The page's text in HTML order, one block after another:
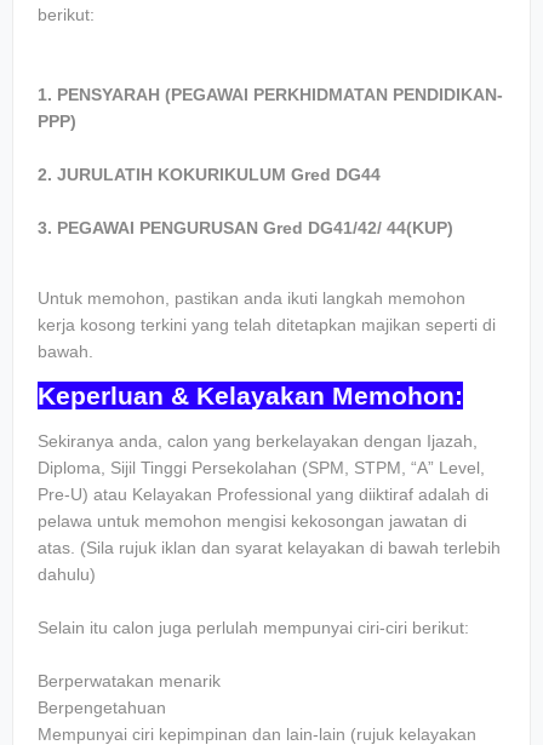
berikut:
1. PENSYARAH (PEGAWAI PERKHIDMATAN PENDIDIKAN-
PPP)
2. JURULATIH KOKURIKULUM Gred DG44
3. PEGAWAI PENGURUSAN Gred DG41/42/ 44(KUP)
Untuk memohon, pastikan anda ikuti langkah memohon
kerja kosong terkini yang telah ditetapkan majikan seperti di
bawah.
Keperluan & Kelayakan Memohon:
Sekiranya anda, calon yang berkelayakan dengan Ijazah,
Diploma, Sijil Tinggi Persekolahan (SPM, STPM, “A” Level,
Pre-U) atau Kelayakan Professional yang diiktiraf adalah di
pelawa untuk memohon mengisi kekosongan jawatan di
atas. (Sila rujuk iklan dan syarat kelayakan di bawah terlebih
dahulu)
Selain itu calon juga perlulah mempunyai ciri-ciri berikut:
Berperwatakan menarik
Berpengetahuan
Mempunyai ciri kepimpinan dan lain-lain (rujuk kelayakan